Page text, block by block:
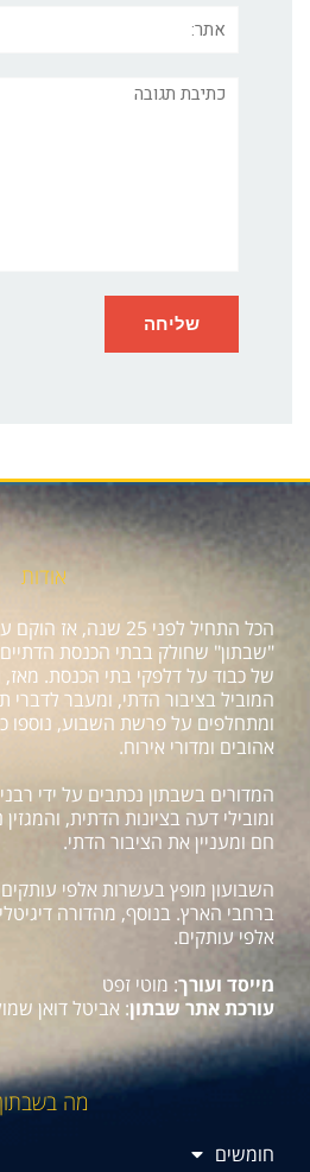
תגובה
אודות
הכל התחיל לפני 25
"שבתון" שחולק בבתי הכנסת
של כבוד על דלפקי בתי הכנסת. מאז,
המוביל בציבור הדתי, ומעבר לדברי
ומתחלפים על פרשת השבוע, נוספו
אהובים ומדורי אירוח.
המדורים בשבתון נכתבים על ידי
ומובילי דעה בציונות הדתית,
חם ומעניין את הציבור הדתי.
ברחבי הארץ. בנוסף, מהדורה
אלפי עותקים.
מייסד ועורך: מוטי זפט
עורכת אתר שבתון: אביטל דואן
מה בשבתון
חומשים